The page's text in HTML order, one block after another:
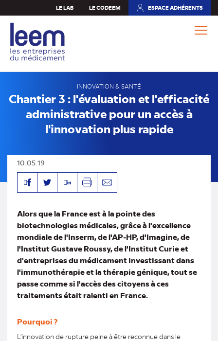
au
contenu
principal
LE LAB LE CODEEM ESPACE ADHÉRENTS
(NOUVEL
INNOVATION & SANTÉ
Chantier 3 : l'évaluation et l'efficacité
administrative pour un accès à
l'innovation plus rapide
10.05.19
FacebookTwitterLinkedinImprimerEnvoyer
Alors que la France est à la pointe des
biotechnologies médicales, grâce à l'excellence
mondiale de l'Inserm, de l'AP-HP, d'Imagine, de
l'Institut Gustave Roussy, de l'Institut Curie et
d'entreprises du médicament investissant dans
l'immunothérapie et la thérapie génique, tout se
passe comme si l'accès des citoyens à ces
traitements était ralenti en France.
Pourquoi ?
L'innovation de rupture peine à être reconnue dans le